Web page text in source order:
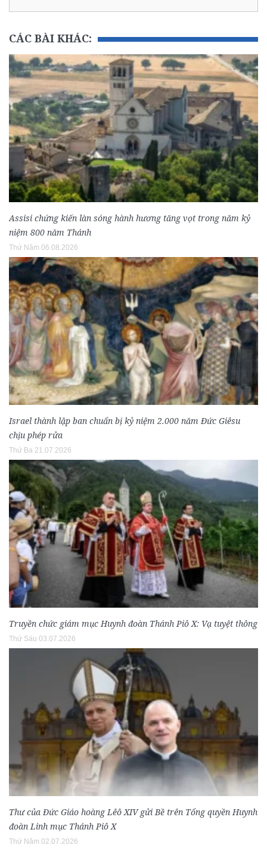
CÁC BÀI KHÁC:
Assisi chứng kiến làn sóng hành hương tăng vọt trong năm kỷ
niệm 800 năm Thánh
Thứ Năm 06.08.2026
Israel thành lập ban chuẩn bị kỷ niệm 2.000 năm Đức Giêsu
chịu phép rửa
Thứ Ba 21.07.2026
Truyền chức giám mục Huynh đoàn Thánh Piô X: Vạ tuyệt thông
Thứ Sáu 03.07.2026
Thư của Đức Giáo hoàng Lêô XIV gửi Bề trên Tổng quyền Huynh
đoàn Linh mục Thánh Piô X
Thứ Năm 02.07.2026